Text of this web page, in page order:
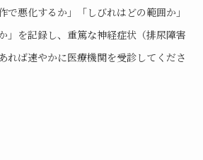
で悪化するか」「しびれはどの範囲か」
」を記録し、重篤な神経症状（排尿障害
れば速やかに医療機関を受診してくださ